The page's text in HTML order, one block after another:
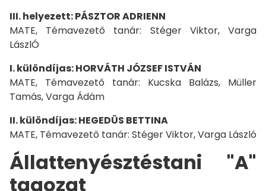
III. helyezett: PÁSZTOR ADRIENN
MATE, Témavezető tanár: Stéger Viktor, Varga
LászlÓ
I. különdíjas: HORVÁTH JÓZSEF ISTVÁN
MATE, Témavezető tanár: Kucska Balázs, Müller
Tamás, Varga Ádám
II. különdíjas: HEGEDÜS BETTINA
MATE, Témavezető tanár: Stéger Viktor, Varga László
Állattenyésztéstani "A"
tagozat